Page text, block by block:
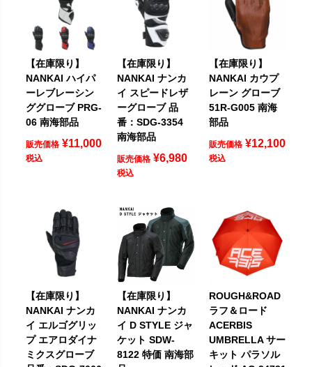
【在庫限り】
NANKAI ハイパ
ーレブレーシン
ググローブ PRG-
06 南海部品
販売価格 ¥11,000
税込
【在庫限り】
NANKAI ナンカ
イ スピードレザ
ーグローブ 品
番：SDG-3354
南海部品
販売価格 ¥6,980
税込
【在庫限り】
NANKAI カウプ
レーン グローブ
51R-G005 南海
部品
販売価格 ¥12,100
税込
【在庫限り】
NANKAI ナンカ
イ エルゴグリッ
プ エアロダイナ
ミクスグローブ
【在庫限り】
NANKAI ナンカ
イ D STYLE ジャ
ケット SDW-
8122 特価 南海部
ROUGH&ROAD
ラフ＆ロード
ACERBIS
UMBRELLA サー
キット パラソル